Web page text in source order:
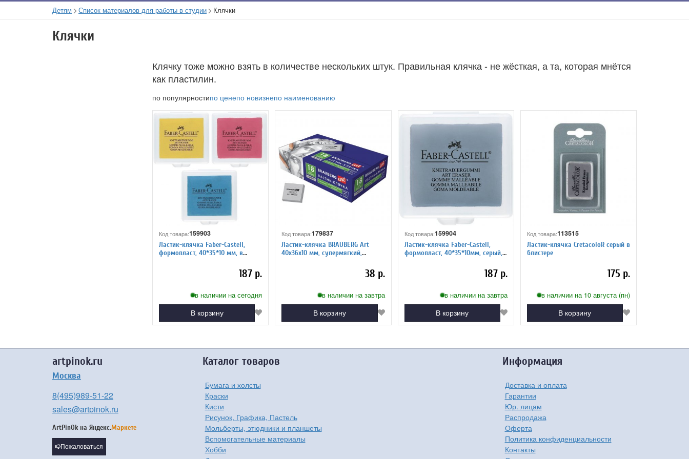
Детям Список материалов для работы в студии Клячки
Клячки
Клячку тоже можно взять в количестве нескольких штук. Правильная клячка - не жёсткая, а та, которая мнётся
как пластилин.
по популярностипо ценепо новизнепо наименованию
Код товара:159903
Ластик-клячка Faber-Castell,
формопласт, 40*35*10 мм, в
187 р.
в наличии на сегодня
В корзину
Код товара:179837
Ластик-клячка BRAUBERG Art
40х36х10 мм, супермягкий,
38 р.
в наличии на завтра
В корзину
Код товара:159904
Ластик-клячка Faber-Castell,
формопласт, 40*35*10мм, серый,
187 р.
в наличии на завтра
В корзину
Код товара:113515
Ластик-клячка CretacoloR серый в
блистере
175 р.
в наличии на 10 августа (пн)
В корзину
artpinok.ru
Москва
8(495)989-51-22
sales@artpinok.ru
ArtPinOk на Яндекс.Маркете
Пожаловаться
Каталог товаров
Бумага и холсты
Краски
Кисти
Рисунок, Графика, Пастель
Мольберты, этюдники и планшеты
Вспомогательные материалы
Хобби
Информация
Доставка и оплата
Гарантии
Юр. лицам
Распродажа
Оферта
Политика конфиденциальности
Контакты